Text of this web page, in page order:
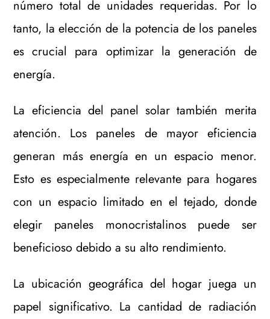
número total de unidades requeridas. Por lo
tanto, la elección de la potencia de los paneles
es crucial para optimizar la generación de
energía.
La eficiencia del panel solar también merita
atención. Los paneles de mayor eficiencia
generan más energía en un espacio menor.
Esto es especialmente relevante para hogares
con un espacio limitado en el tejado, donde
elegir paneles monocristalinos puede ser
beneficioso debido a su alto rendimiento.
La ubicación geográfica del hogar juega un
papel significativo. La cantidad de radiación